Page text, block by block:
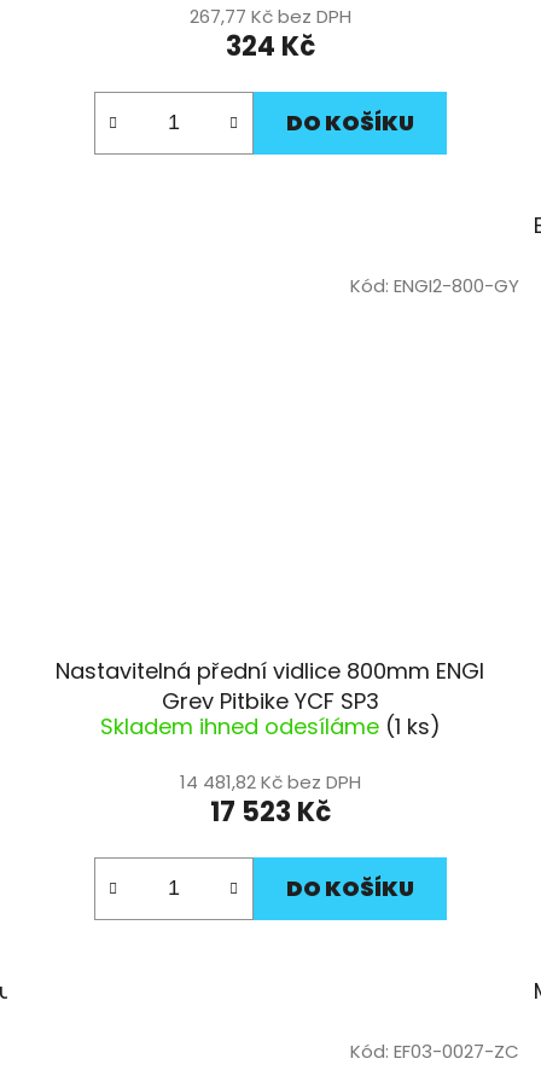
267,77 Kč bez DPH
324 Kč
DO KOŠÍKU
Nastavitelná přední vidlice 800mm ENGI
Grey Pitbike YCF SP3
Skladem ihned odesíláme (1 ks)
14 481,82 Kč bez DPH
17 523 Kč
DO KOŠÍKU
Kód:ENGI2-800-GY
Kód:EF03-0027-ZC